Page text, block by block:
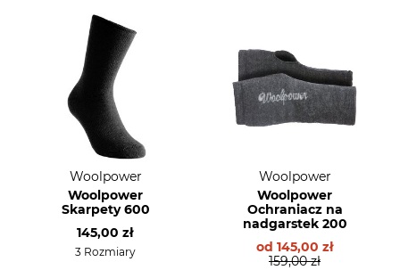
Woolpower
Woolpower
Skarpety 600
145,00 zł
3 Rozmiary
Woolpower
Woolpower
Ochraniacz na
nadgarstek 200
od 145,00 zł
159,00 zł